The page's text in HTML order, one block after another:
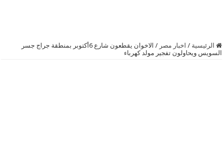
الرئيسية / اخبار مصر /
الاخوان يقطعون شارع 6أكتوبر بمنطقة جراج جسر
السويس ويحاولون تفجير مولد كهرباء